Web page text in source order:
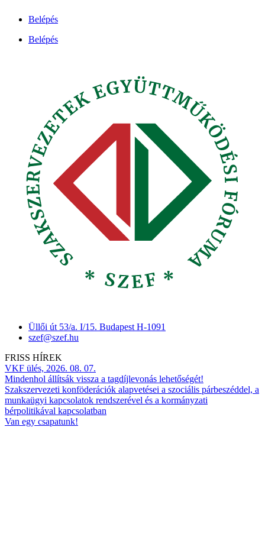
Belépés
Belépés
Üllői út 53/a. I/15. Budapest H-1091
szef@szef.hu
FRISS HÍREK
VKF ülés, 2026. 08. 07.
Mindenhol állítsák vissza a tagdíjlevonás lehetőségét!
Szakszervezeti konföderációk alapvetései a szociális párbeszéddel, a
munkaügyi kapcsolatok rendszerével és a kormányzati
bérpolitikával kapcsolatban
Van egy csapatunk!